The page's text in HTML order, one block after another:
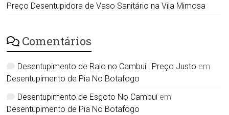
Preço Desentupidora de Vaso Sanitário na Vila Mimosa
Comentários
Desentupimento de Ralo no Cambuí | Preço Justo em
Desentupimento de Pia No Botafogo
Desentupimento de Esgoto No Cambuíem
Desentupimento de Pia No Botafogo